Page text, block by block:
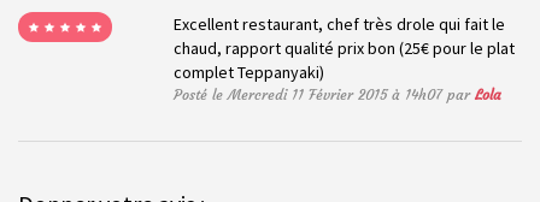
Excellent restaurant, chef très drole qui fait le
chaud, rapport qualité prix bon (25€ pour le plat
complet Teppanyaki)
Posté le Mercredi 11 Février 2015 à 14h07 parLola